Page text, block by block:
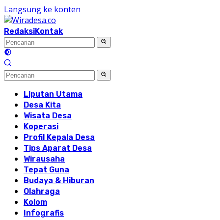
Langsung ke konten
RedaksiKontak
Liputan Utama
Desa Kita
Wisata Desa
Koperasi
Profil Kepala Desa
Tips Aparat Desa
Wirausaha
Tepat Guna
Budaya & Hiburan
Olahraga
Kolom
Infografis